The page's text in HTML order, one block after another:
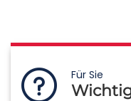
Für Sie